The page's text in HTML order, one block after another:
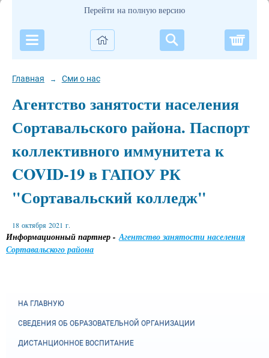
Перейти на полную версию
Главная → Сми о нас
Агентство занятости населения
Сортавальского района. Паспорт
коллективного иммунитета к
COVID-19 в ГАПОУ РК
"Сортавальский колледж"
18 октября 2021 г.
Информационный партнер -Агентство занятости населения
Сортавальского района
НА ГЛАВНУЮ
СВЕДЕНИЯ ОБ ОБРАЗОВАТЕЛЬНОЙ ОРГАНИЗАЦИИ
ДИСТАНЦИОННОЕ ВОСПИТАНИЕ